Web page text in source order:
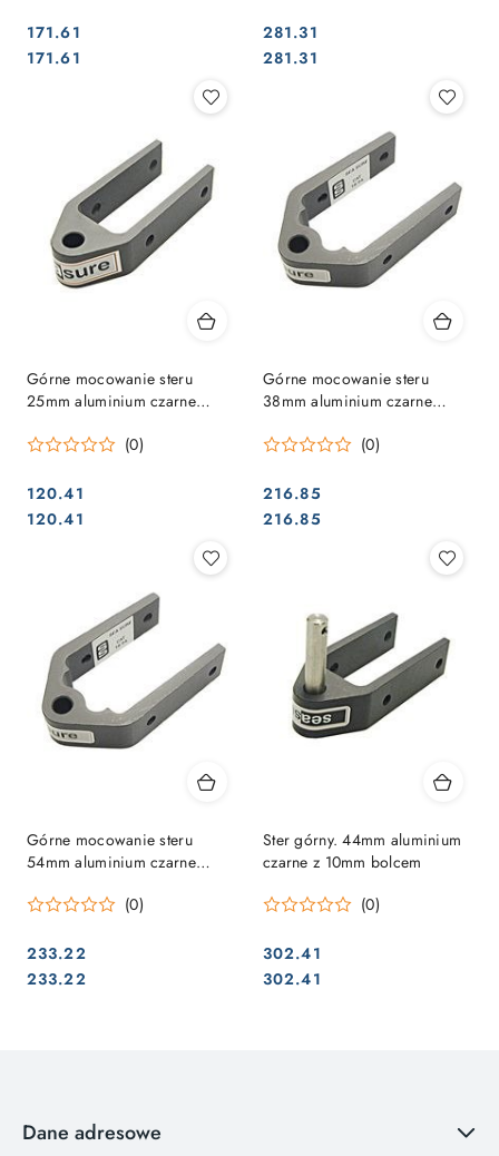
Cena:
171.61
Cena:
171.61 Cena:
281.31
Cena:
281.31
Górne mocowanie steru
25mm aluminium czarne
(0)
Cena:
120.41
Cena:
120.41
Górne mocowanie steru
38mm aluminium czarne
(0)
Cena:
216.85
Cena:
216.85
Górne mocowanie steru
54mm aluminium czarne
(0)
Cena:
233.22
Cena:
233.22
Ster górny. 44mm aluminium
czarne z 10mm bolcem
(0)
Cena:
302.41
Cena:
302.41
Dane adresowe